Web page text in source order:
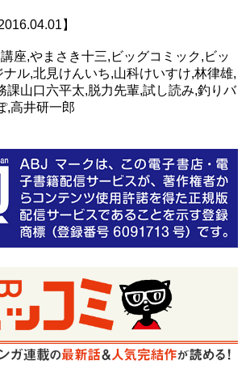
】
座,やまさき十三,ビッグコミック,ビッ
ル,北見けんいち,山科けいすけ,林律雄,
課山口六平太,脱力先輩,試し読み,釣りバ
,高井研一郎